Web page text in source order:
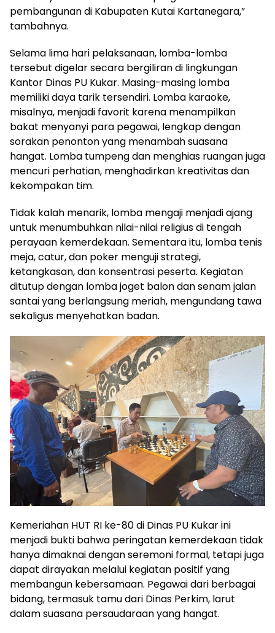
pembangunan di Kabupaten Kutai Kartanegara,”
tambahnya.
Selama lima hari pelaksanaan, lomba-lomba
tersebut digelar secara bergiliran di lingkungan
Kantor Dinas PU Kukar. Masing-masing lomba
memiliki daya tarik tersendiri. Lomba karaoke,
misalnya, menjadi favorit karena menampilkan
bakat menyanyi para pegawai, lengkap dengan
sorakan penonton yang menambah suasana
hangat. Lomba tumpeng dan menghias ruangan juga
mencuri perhatian, menghadirkan kreativitas dan
kekompakan tim.
Tidak kalah menarik, lomba mengaji menjadi ajang
untuk menumbuhkan nilai-nilai religius di tengah
perayaan kemerdekaan. Sementara itu, lomba tenis
meja, catur, dan poker menguji strategi,
ketangkasan, dan konsentrasi peserta. Kegiatan
ditutup dengan lomba joget balon dan senam jalan
santai yang berlangsung meriah, mengundang tawa
sekaligus menyehatkan badan.
Kemeriahan HUT RI ke-80 di Dinas PU Kukar ini
menjadi bukti bahwa peringatan kemerdekaan tidak
hanya dimaknai dengan seremoni formal, tetapi juga
dapat dirayakan melalui kegiatan positif yang
membangun kebersamaan. Pegawai dari berbagai
bidang, termasuk tamu dari Dinas Perkim, larut
dalam suasana persaudaraan yang hangat.